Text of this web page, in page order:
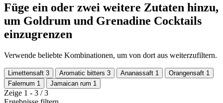
Füge ein oder zwei weitere Zutaten hinzu,
um Goldrum und Grenadine Cocktails
einzugrenzen
Verwende beliebte Kombinationen, um von dort aus weiterzufiltern.
Limettensaft 3 Aromatic bitters 3 Ananassaft 1 Orangensaft 1
Falernum 1 Jamaican rum 1
Zeige 1 - 3 / 3